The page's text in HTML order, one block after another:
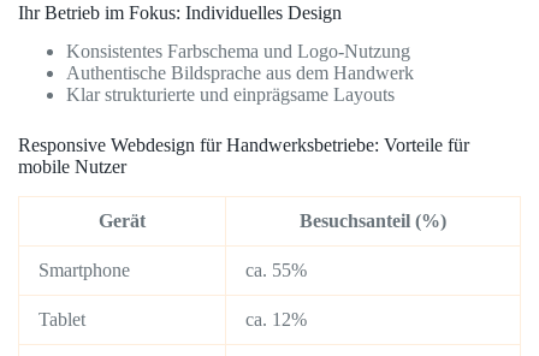
Ihr Betrieb im Fokus: Individuelles Design
Konsistentes Farbschema und Logo-Nutzung
Authentische Bildsprache aus dem Handwerk
Klar strukturierte und einprägsame Layouts
Responsive Webdesign für Handwerksbetriebe: Vorteile für
mobile Nutzer
Gerät Besuchsanteil (%)
Smartphone ca. 55%
Tablet ca. 12%